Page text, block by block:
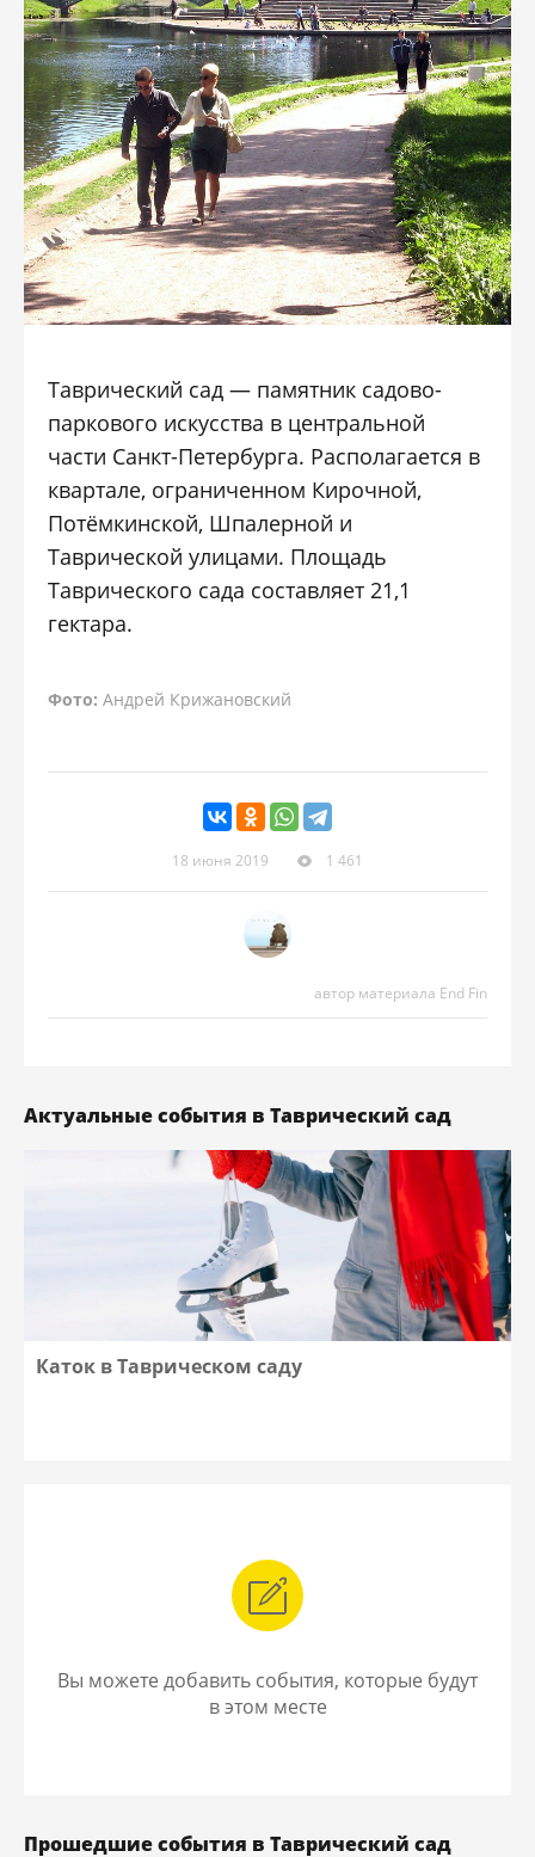
Таврический сад — памятник садово-
паркового искусства в центральной
части Санкт-Петербурга. Располагается в
квартале, ограниченном Кирочной,
Потёмкинской, Шпалерной и
Таврической улицами. Площадь
Таврического сада составляет 21,1
гектара.
Фото:Андрей Крижановский
18 июня 2019 1 461
автор материала End Fin
Актуальные события в Таврический сад
Каток в Таврическом саду
Вы можете добавить события, которые будут
в этом месте
Прошедшие события в Таврический сад